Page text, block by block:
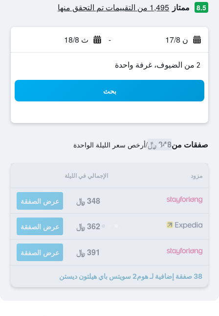
8.5 ممتاز 1,495 من التقييمات تم التحقق منها
ن 17/8 - ث 18/8
2 من الضيوف، غرفة واحدة
بحث
صفقات من348 ﷼ /أرخص سعر الليلة الواحدة
مزود الإجمالي في الليلة
348 ﷼ عرض الصفقة
362 ﷼ عرض الصفقة
391 ﷼ عرض الصفقة
38 صفقة إضافية لـ هوم2 سويتس باي هيلتون ديستن